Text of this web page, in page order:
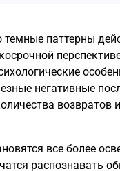
паттерны
негативные
возвратов
все более
распознавать